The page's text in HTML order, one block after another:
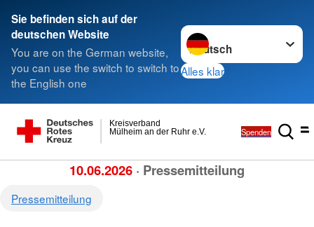
Sie befinden sich auf der
deutschen Website
You are on the German website,
you can use the switch to switch to
the English one
Sprache wechseln zu
Alles klar
Mülheim an der Ruhr e.V.
Kreisverband
Spenden
10.06.2026 · Pressemitteilung
Pressemitteilung